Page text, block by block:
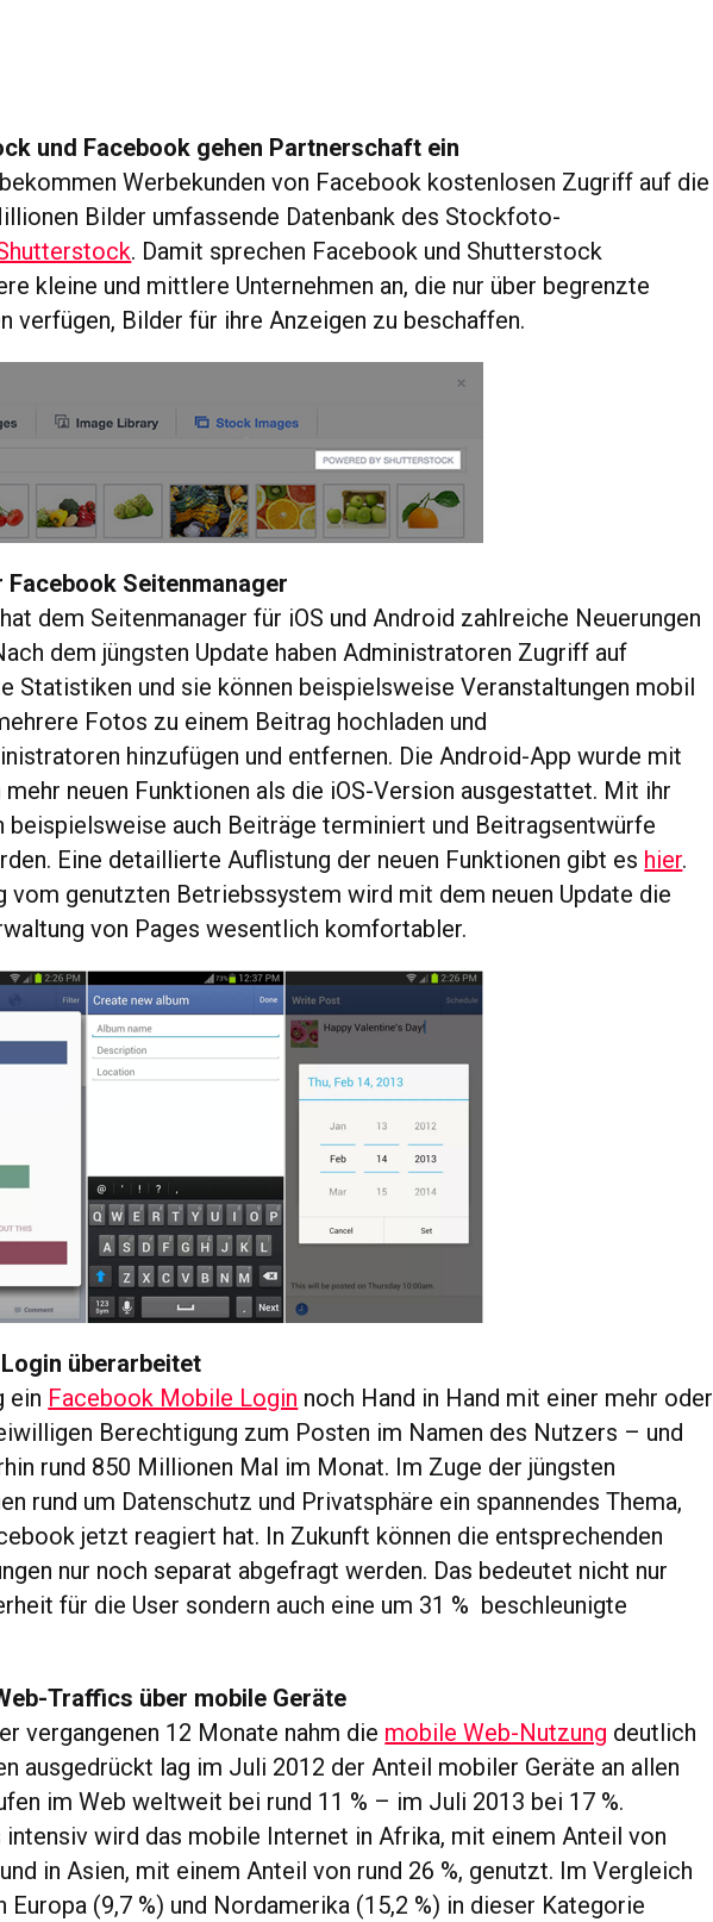
und Facebook gehen Partnerschaft ein
Werbekunden von Facebook kostenlosen Zugriff auf die
Bilder umfassende Datenbank des Stockfoto-
. Damit sprechen Facebook und Shutterstock
kleine und mittlere Unternehmen an, die nur über begrenzte
verfügen, Bilder für ihre Anzeigen zu beschaffen.
Facebook Seitenmanager
dem Seitenmanager für iOS und Android zahlreiche Neuerungen
dem jüngsten Update haben Administratoren Zugriff auf
Statistiken und sie können beispielsweise Veranstaltungen mobil
Fotos zu einem Beitrag hochladen und
hinzufügen und entfernen. Die Android-App wurde mit
neuen Funktionen als die iOS-Version ausgestattet. Mit ihr
beispielsweise auch Beiträge terminiert und Beitragsentwürfe
Eine detaillierte Auflistung der neuen Funktionen gibt es hier.
vom genutzten Betriebssystem wird mit dem neuen Update die
von Pages wesentlich komfortabler.
überarbeitet
ein Facebook Mobile Login noch Hand in Hand mit einer mehr oder
Berechtigung zum Posten im Namen des Nutzers – und
rund 850 Millionen Mal im Monat. Im Zuge der jüngsten
rund um Datenschutz und Privatsphäre ein spannendes Thema,
jetzt reagiert hat. In Zukunft können die entsprechenden
nur noch separat abgefragt werden. Das bedeutet nicht nur
für die User sondern auch eine um 31 % beschleunigte
Traffics über mobile Geräte
vergangenen 12 Monate nahm die mobile Web-Nutzung deutlich
ausgedrückt lag im Juli 2012 der Anteil mobiler Geräte an allen
im Web weltweit bei rund 11 % – im Juli 2013 bei 17 %.
intensiv wird das mobile Internet in Afrika, mit einem Anteil von
in Asien, mit einem Anteil von rund 26 %, genutzt. Im Vergleich
Europa (9,7 %) und Nordamerika (15,2 %) in dieser Kategorie